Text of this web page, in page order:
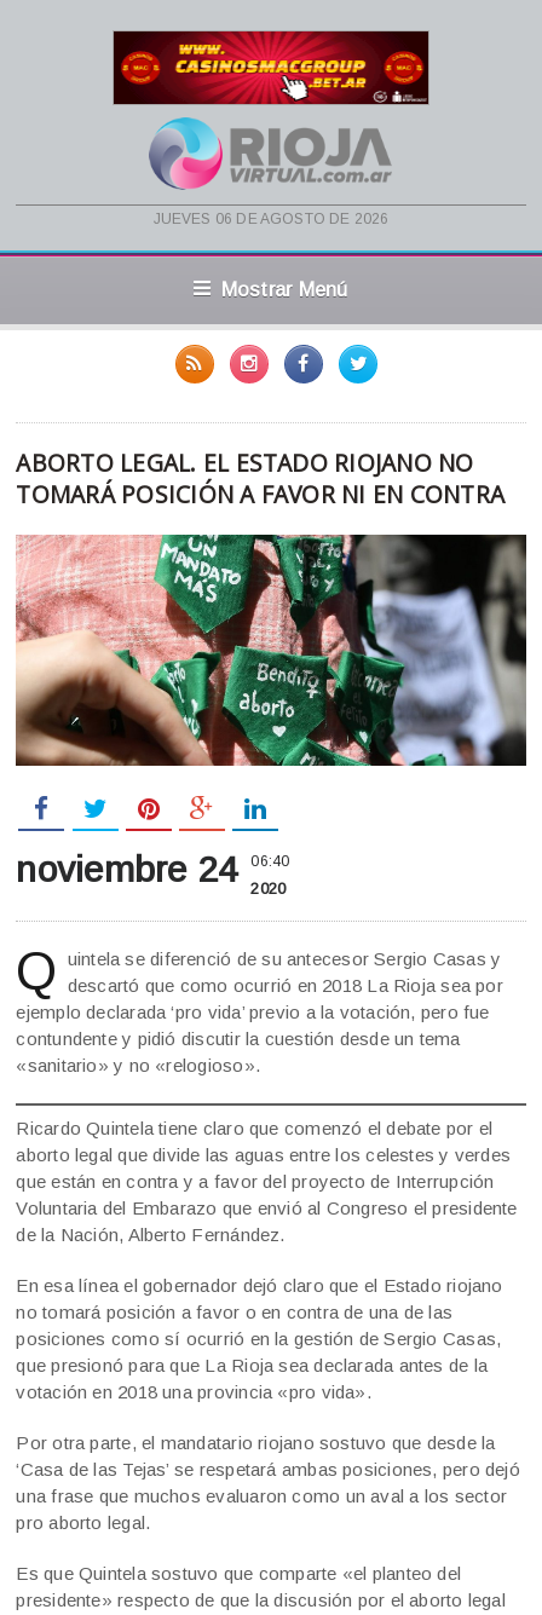
jueves 06 de agosto de 2026
Mostrar Menú
ABORTO LEGAL. EL ESTADO RIOJANO NO
TOMARÁ POSICIÓN A FAVOR NI EN CONTRA
noviembre 24 06:40
2020
Q
uintela se diferenció de su antecesor Sergio Casas y
descartó que como ocurrió en 2018 La Rioja sea por
ejemplo declarada ‘pro vida’ previo a la votación, pero fue
contundente y pidió discutir la cuestión desde un tema
«sanitario» y no «relogioso».
Ricardo Quintela tiene claro que comenzó el debate por el
aborto legal que divide las aguas entre los celestes y verdes
que están en contra y a favor del proyecto de Interrupción
Voluntaria del Embarazo que envió al Congreso el presidente
de la Nación, Alberto Fernández.
En esa línea el gobernador dejó claro que el Estado riojano
no tomará posición a favor o en contra de una de las
posiciones como sí ocurrió en la gestión de Sergio Casas,
que presionó para que La Rioja sea declarada antes de la
votación en 2018 una provincia «pro vida».
Por otra parte, el mandatario riojano sostuvo que desde la
‘Casa de las Tejas’ se respetará ambas posiciones, pero dejó
una frase que muchos evaluaron como un aval a los sector
pro aborto legal.
Es que Quintela sostuvo que comparte «el planteo del
presidente» respecto de que la discusión por el aborto legal